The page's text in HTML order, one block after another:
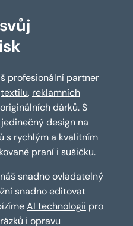
profesionální partner
textilu, reklamních
dárků. S
design na
s rychlým a kvalitním
praní i sušičku.
snadno ovladatelný
snadno editovat
AI technologii pro
i opravu